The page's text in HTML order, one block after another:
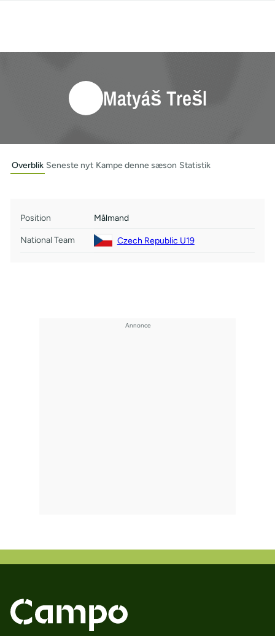
Matyáš Trešl
Overblik Seneste nyt Kampe denne sæson Statistik
Position Målmand
National Team Czech Republic U19